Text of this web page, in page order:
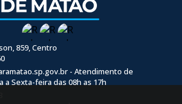
859, Centro
- Atendimento de
a Sexta-feira das 08h as 17h